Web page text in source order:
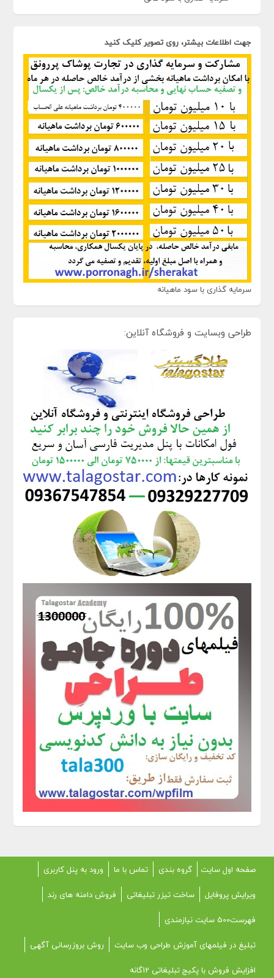
جهت اطلاعات بیشتر، روی تصویر کلیک کنید
سرمایه گذاری با سود ماهیانه
طراحی وبسایت و فروشگاه آنلاین:
صفحه اول سایت گروه بندی تماس با ما
ورود به پنل کاربری
ویرایش پروفایل
ساخت تیزر تبلیغاتی
فروش دامنه های رند
فهرست500 سایت نیازمندی
تبلیغ در فیلمهای آموزش طراحی وب سایت
روش بروزرسانی آگهی
افزایش فروش با پکیج تبلیغاتی 12گانه